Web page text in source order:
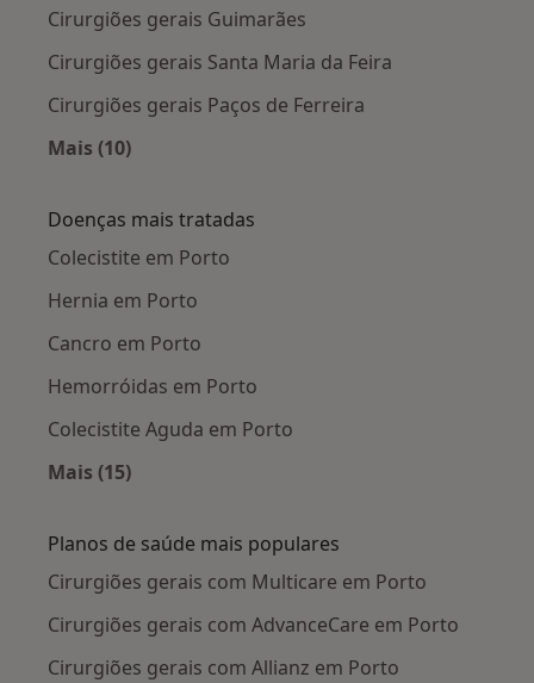
Cirurgiões gerais Guimarães
Cirurgiões gerais Santa Maria da Feira
Cirurgiões gerais Paços de Ferreira
Mais (10)
Doenças mais tratadas
Colecistite em Porto
Hernia em Porto
Cancro em Porto
Hemorróidas em Porto
Colecistite Aguda em Porto
Mais (15)
Planos de saúde mais populares
Cirurgiões gerais com Multicare em Porto
Cirurgiões gerais com AdvanceCare em Porto
Cirurgiões gerais com Allianz em Porto